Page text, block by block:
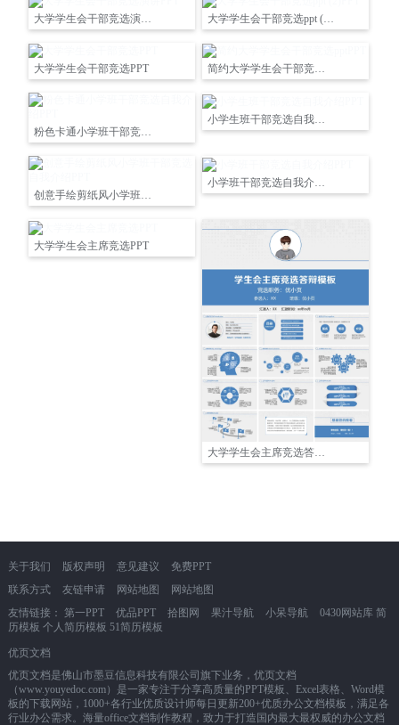
大学学生会干部竞选演讲PPT 大学学生会干部竞选ppt (2)PPT
大学学生会干部竞选PPT 简约大学学生会干部竞选pptPPT
粉色卡通小学班干部竞选自我介绍PPT
创意手绘剪纸风小学班干部竞选自我介绍PPT
大学学生会主席竞选PPT
大学学生会主席竞选答辩PPT
关于我们
联系方式
版权声明
友链申请
意见建议
网站地图
免费PPT
网站地图
友情链接： 第一PPT 优品PPT 拾图网 果汁导航 小呆导航 0430网站库 简
历模板 个人简历模板 51简历模板
优页文档
优页文档是佛山市墨豆信息科技有限公司旗下业务，优页文档
（www.youyedoc.com）是一家专注于分享高质量的PPT模板、Excel表格、Word模
板的下载网站，1000+各行业优质设计师每日更新200+优质办公文档模板，满足各
行业办公需求。海量office文档制作教程，致力于打造国内最大最权威的办公文档